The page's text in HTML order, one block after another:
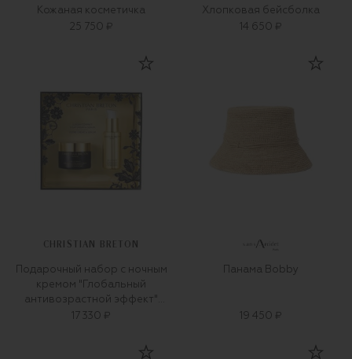
Кожаная косметичка
25 750 ₽
Хлопковая бейсболка
14 650 ₽
CHRISTIAN BRETON
Подарочный набор с ночным
кремом "Глобальный
антивозрастной эффект"
(30+50ml)
17 330 ₽
Панама Bobby
19 450 ₽